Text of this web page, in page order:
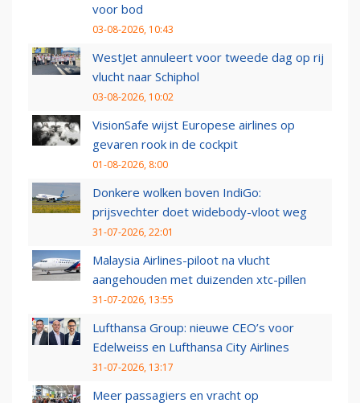
voor bod
03-08-2026, 10:43
WestJet annuleert voor tweede dag op rij
vlucht naar Schiphol
03-08-2026, 10:02
VisionSafe wijst Europese airlines op
gevaren rook in de cockpit
01-08-2026, 8:00
Donkere wolken boven IndiGo:
prijsvechter doet widebody-vloot weg
31-07-2026, 22:01
Malaysia Airlines-piloot na vlucht
aangehouden met duizenden xtc-pillen
31-07-2026, 13:55
Lufthansa Group: nieuwe CEO’s voor
Edelweiss en Lufthansa City Airlines
31-07-2026, 13:17
Meer passagiers en vracht op